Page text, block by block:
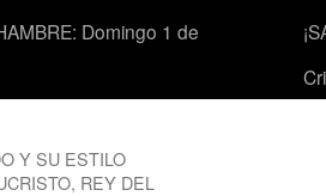
Domingo 1 de
Y SU ESTILO
REY DEL